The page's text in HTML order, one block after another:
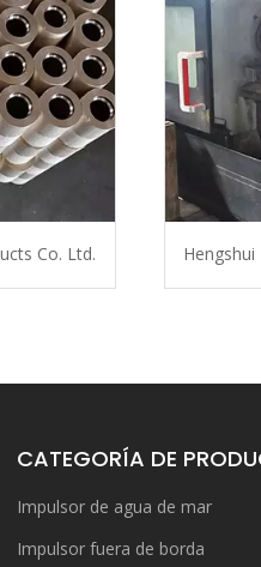
Co. Ltd.
CATEGORÍA DE
Impulsor de agua de mar
Impulsor fuera de borda